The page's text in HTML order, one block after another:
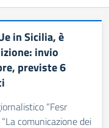
in Sicilia, è
invio
previste 6
“Fesr
comunicazione dei